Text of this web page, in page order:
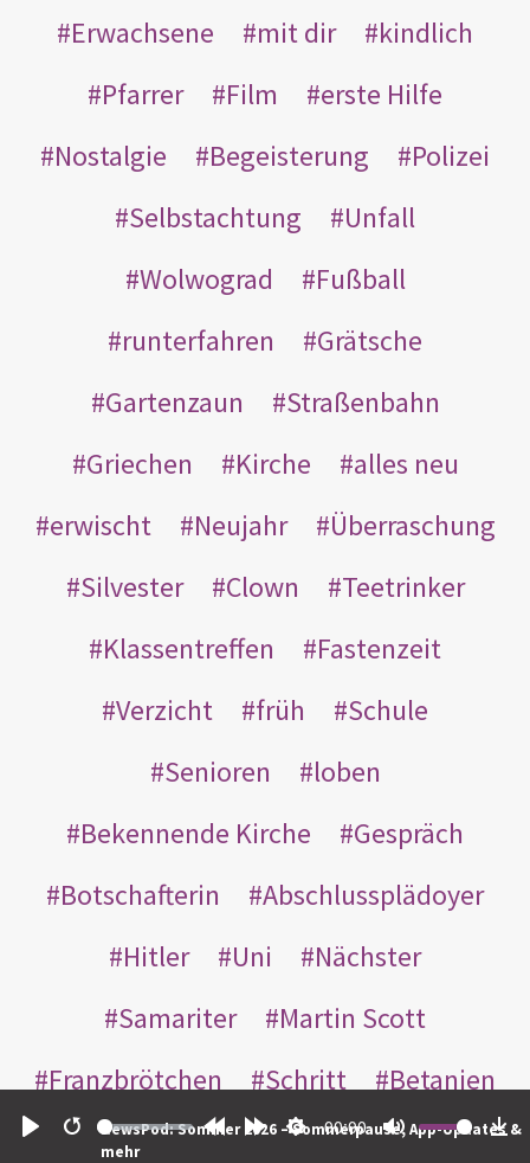
Restart
00:00
NewsPod: Sommer 2026 – Sommerpause, App-Updates &
mehr
Erwachsene
mit dir
kindlich
Pfarrer
Film
erste Hilfe
Nostalgie
Begeisterung
Polizei
Selbstachtung
Unfall
Wolwograd
Fußball
runterfahren
Grätsche
Gartenzaun
Straßenbahn
Griechen
Kirche
alles neu
erwischt
Neujahr
Überraschung
Silvester
Clown
Teetrinker
Klassentreffen
Fastenzeit
Verzicht
früh
Schule
Senioren
loben
Bekennende Kirche
Gespräch
Botschafterin
Abschlussplädoyer
Hitler
Uni
Nächster
Samariter
Martin Scott
Franzbrötchen
Schritt
Betanien
sorry
geboren unfruchtbar